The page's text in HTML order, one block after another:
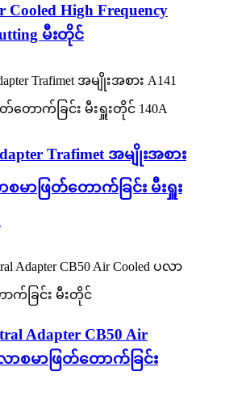
Cooled High Frequency
မီးတိုင်
Trafimet အမျိုးအစား
စမာဖြတ်တောက်ခြင်း မီးရှူး
Adapter CB50 Air
လာစမာဖြတ်တောက်ခြင်း